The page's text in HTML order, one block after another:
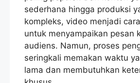
sederhana hingga produksi
kompleks, video menjadi
untuk menyampaikan pesan
audiens. Namun, proses
seringkali memakan waktu
lama dan membutuhkan